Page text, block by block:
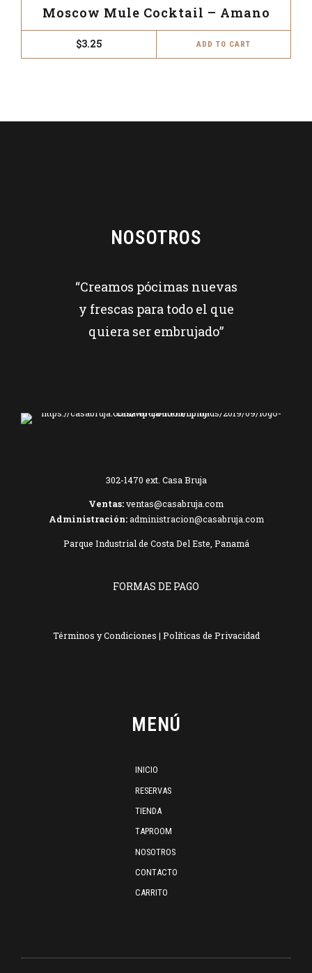
Moscow Mule Cocktail – Amano
$3.25 ADD TO CART
NOSOTROS
“Creamos pócimas nuevas
y frescas para todo el que
quiera ser embrujado”
302-1470 ext. Casa Bruja
Ventas:ventas@casabruja.com
Administración: administracion@casabruja.com
Parque Industrial de Costa Del Este, Panamá
FORMAS DE PAGO
Términos y Condiciones | Políticas de Privacidad
MENÚ
INICIO
RESERVAS
TIENDA
TAPROOM
NOSOTROS
CONTACTO
CARRITO